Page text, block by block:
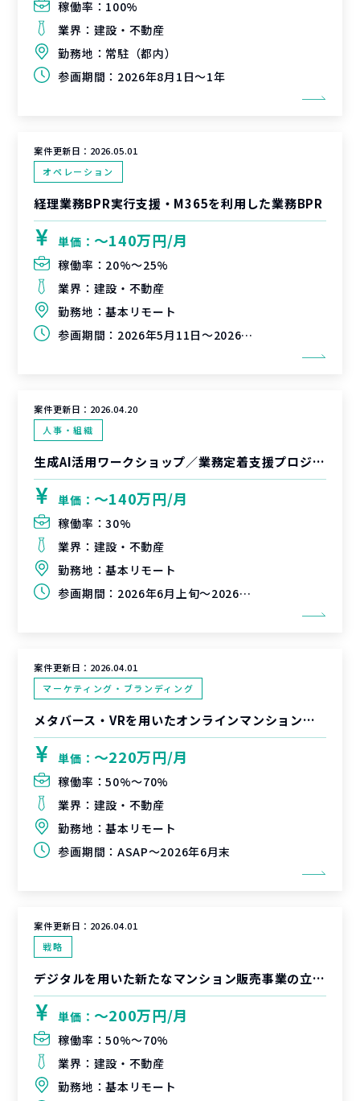
稼働率： 100%
業界： 建設・不動産
勤務地： 常駐（都内）
参画期間： 2026年8月1日～1年
案件更新日： 2026.05.01
オペレーション
経理業務BPR実行支援・M365を利用した業務BPR
単価： 〜140万円/月
稼働率： 20%〜25%
業界： 建設・不動産
勤務地：基本リモート
参画期間： 2026年5月11日～2026年9月30日
案件更新日： 2026.04.20
人事・組織
生成AI活用ワークショップ／業務定着支援プロジェクト
単価： 〜140万円/月
稼働率：30%
業界： 建設・不動産
勤務地：基本リモート
参画期間： 2026年6月上旬～2026年9月上旬
案件更新日： 2026.04.01
マーケティング・ブランディング
メタバース・VRを用いたオンラインマンション販売サービスの企画立案・実行推進
単価： 〜220万円/月
稼働率：50%〜70%
業界： 建設・不動産
勤務地：基本リモート
参画期間： ASAP～2026年6月末
案件更新日： 2026.04.01
戦略
デジタルを用いた新たなマンション販売事業の立ち上げ伴走支援
単価： 〜200万円/月
稼働率：50%〜70%
業界： 建設・不動産
勤務地：基本リモート